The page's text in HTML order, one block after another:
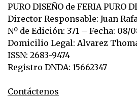
PURO DISEÑO de FERIA PURO
Director Responsable: Juan
Nº de Edición: 371 – Fecha: 08/
Domicilio Legal: Alvarez
ISSN: 2683-9474
Registro DNDA: 15662347
Contáctenos